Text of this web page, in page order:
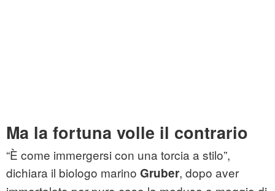
Ma la fortuna volle il contrario
“È come immergersi con una torcia a stilo”,
dichiara il biologo marino Gruber, dopo aver